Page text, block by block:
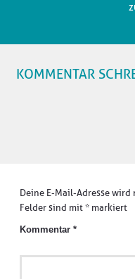
KOMMENTAR
Deine E-Mail-Adresse
Felder sind mit *markiert
Kommentar *